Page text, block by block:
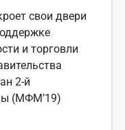
свои двери
и торговли
2-й
(МФМ’19)